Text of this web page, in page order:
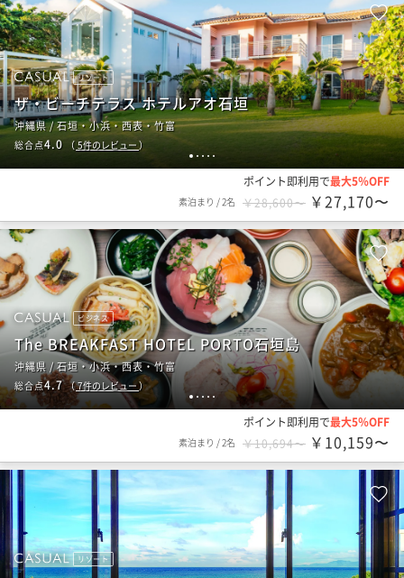
1 2 3 4 5
リゾート
ザ・ビーチテラス ホテルアオ石垣
沖縄県 / 石垣・小浜・西表・竹富
総合点4.0 （ 5件のレビュー）
ポイント即利用で最大5％OFF
素泊まり /2名 ￥28,600〜 ￥27,170〜
1 2 3 4 5
ビジネス
The BREAKFAST HOTEL PORTO石垣島
沖縄県 / 石垣・小浜・西表・竹富
総合点4.7（7件のレビュー）
ポイント即利用で最大5％OFF
素泊まり /2名 ￥10,694〜 ￥10,159〜
リゾート